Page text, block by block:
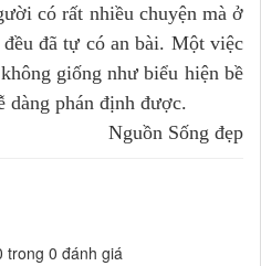
có rất nhiều chuyện mà ở
đã tự có an bài. Một việc
giống như biểu hiện bề
dàng phán định được.
Nguồn Sống đẹp
trong 0 đánh giá